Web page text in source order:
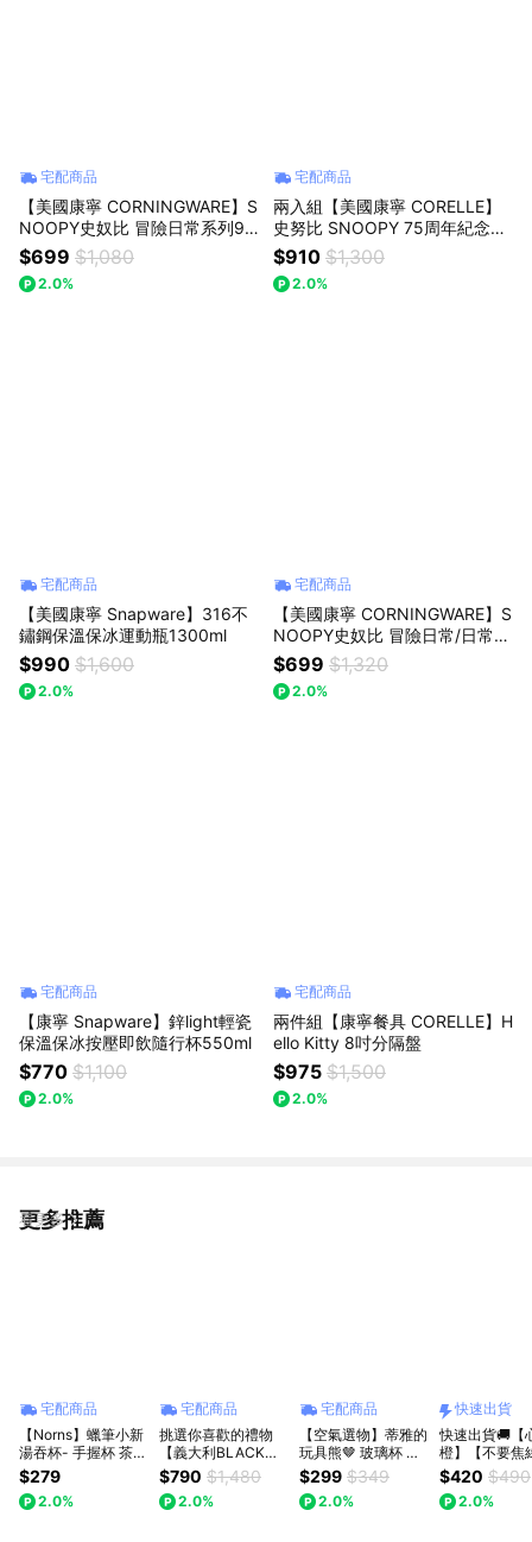
宅配商品
【美國康寧 CORNINGWARE】S
NOOPY史奴比 冒險日常系列90
0ml泡麵碗
$699 $1,080
2.0%
宅配商品
兩入組【美國康寧 CORELLE】
史努比 SNOOPY 75周年紀念款
韓式湯碗
$910 $1,300
2.0%
宅配商品
【美國康寧 Snapware】316不
鏽鋼保溫保冰運動瓶1300ml
$990 $1,600
2.0%
宅配商品
【美國康寧 CORNINGWARE】S
NOOPY史奴比 冒險日常/日常幸
福系列馬克杯460ml
$699 $1,320
2.0%
宅配商品
【康寧 Snapware】鋅light輕瓷
保溫保冰按壓即飲隨行杯550ml
$770 $1,100
2.0%
宅配商品
兩件組【康寧餐具 CORELLE】H
ello Kitty 8吋分隔盤
$975 $1,500
2.0%
更多推薦
看更多
宅配商品
【Norns】蠟筆小新
湯吞杯- 手握杯 茶杯
陶瓷杯子 日式湯吞
杯(每款式最少需購
買2件)
$279
2.0%
宅配商品
挑選你喜歡的禮物
【義大利BLACK
HAMMER x 造物
集】Chill生活玻璃杯
1180ml
$790 $1,480
2.0%
宅配商品
【空氣選物】蒂雅的
玩具熊🤎 玻璃杯 簡
約 雙層 耐熱 咖啡杯
牛奶杯 透明 玻璃杯
杯子 小熊杯
$299 $349
2.0%
快速出貨
快速出貨🚚【
橙】【不要焦
靜雙層隔熱撞
玻璃杯
380ML【
$420 $490
2.0%